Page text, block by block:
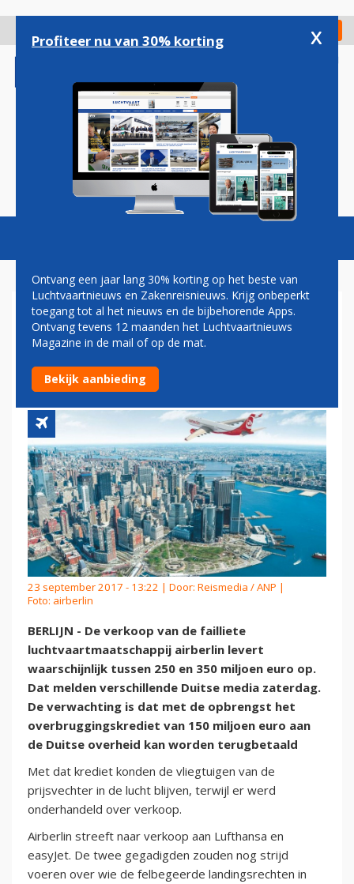
gaan
Check in
Magazine Podcasts Vacatures
'VERKOOP AIRBERLIN
BRENGT ZEKER KWART
MILJARD EURO OP'
23 september 2017 - 13:22 | Door: Reismedia / ANP |
Foto: airberlin
BERLIJN - De verkoop van de failliete
luchtvaartmaatschappij airberlin levert
waarschijnlijk tussen 250 en 350 miljoen euro op.
Dat melden verschillende Duitse media zaterdag.
De verwachting is dat met de opbrengst het
overbruggingskrediet van 150 miljoen euro aan
de Duitse overheid kan worden terugbetaald
Met dat krediet konden de vliegtuigen van de
prijsvechter in de lucht blijven, terwijl er werd
onderhandeld over verkoop.
Airberlin streeft naar verkoop aan Lufthansa en
easyJet. De twee gegadigden zouden nog strijd
voeren over wie de felbegeerde landingsrechten in
Profiteer nu van 30% korting x
Ontvang een jaar lang 30% korting op het beste van
Luchtvaartnieuws en Zakenreisnieuws. Krijg onbeperkt
toegang tot al het nieuws en de bijbehorende Apps.
Ontvang tevens 12 maanden het Luchtvaartnieuws
Magazine in de mail of op de mat.
Bekijk aanbieding